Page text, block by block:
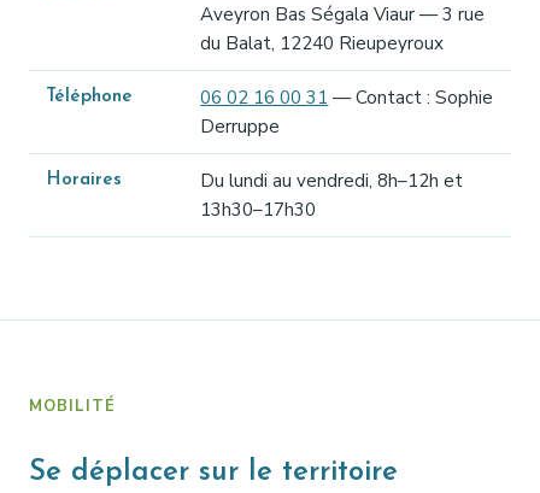
Aveyron Bas Ségala Viaur — 3 rue
du Balat, 12240 Rieupeyroux
Téléphone 06 02 16 00 31 — Contact : Sophie
Derruppe
Horaires
Du lundi au vendredi, 8h–12h et
13h30–17h30
MOBILITÉ
Se déplacer sur le territoire